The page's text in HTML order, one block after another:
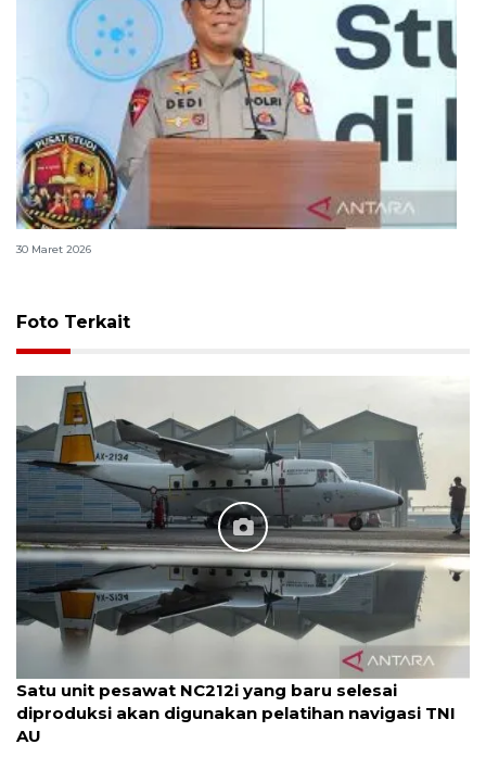
Polri bangun Laboratorium Sosial Sains Kepolisian
30 Maret 2026
Foto Terkait
Satu unit pesawat NC212i yang baru selesai
diproduksi akan digunakan pelatihan navigasi TNI
AU